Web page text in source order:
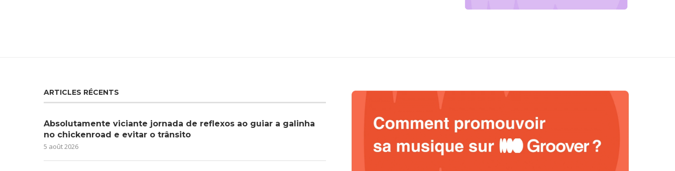
ARTICLES RÉCENTS
Absolutamente viciante jornada de reflexos ao guiar a galinha
no chickenroad e evitar o trânsito
5 août 2026